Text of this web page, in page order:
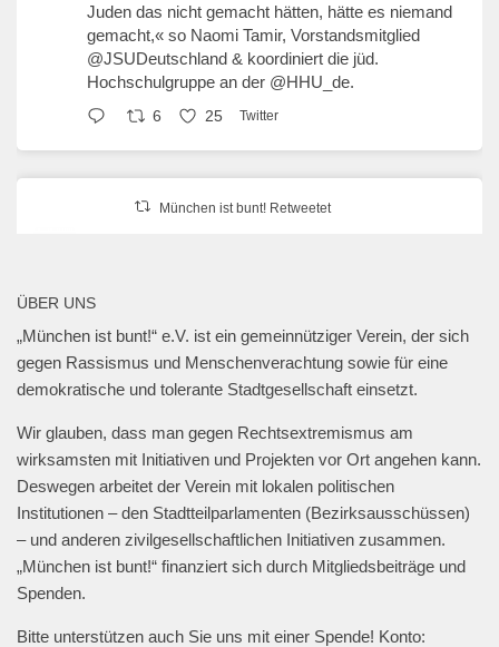
Juden das nicht gemacht hätten, hätte es niemand
gemacht,« so Naomi Tamir, Vorstandsmitglied
@JSUDeutschland & koordiniert die jüd.
Hochschulgruppe an der @HHU_de.
6 25 Twitter
München ist bunt! Retweetet
📍Geschwister-Scholl-Platz, 27. Januar 2025,
@muenchen_bunt🎗️
#muenchengegenantisemitismus#neveragainisnow
#bringthemhomenow
2 13 Twitter
Mehr laden
ÜBER UNS
„München ist bunt!“ e.V. ist ein gemeinnütziger Verein, der sich
gegen Rassismus und Menschenverachtung sowie für eine
demokratische und tolerante Stadtgesellschaft einsetzt.
Wir glauben, dass man gegen Rechtsextremismus am
wirksamsten mit Initiativen und Projekten vor Ort angehen kann.
Deswegen arbeitet der Verein mit lokalen politischen
Institutionen – den Stadtteilparlamenten (Bezirksausschüssen)
– und anderen zivilgesellschaftlichen Initiativen zusammen.
„München ist bunt!“ finanziert sich durch Mitgliedsbeiträge und
Spenden.
Bitte unterstützen auch Sie uns mit einer Spende! Konto: